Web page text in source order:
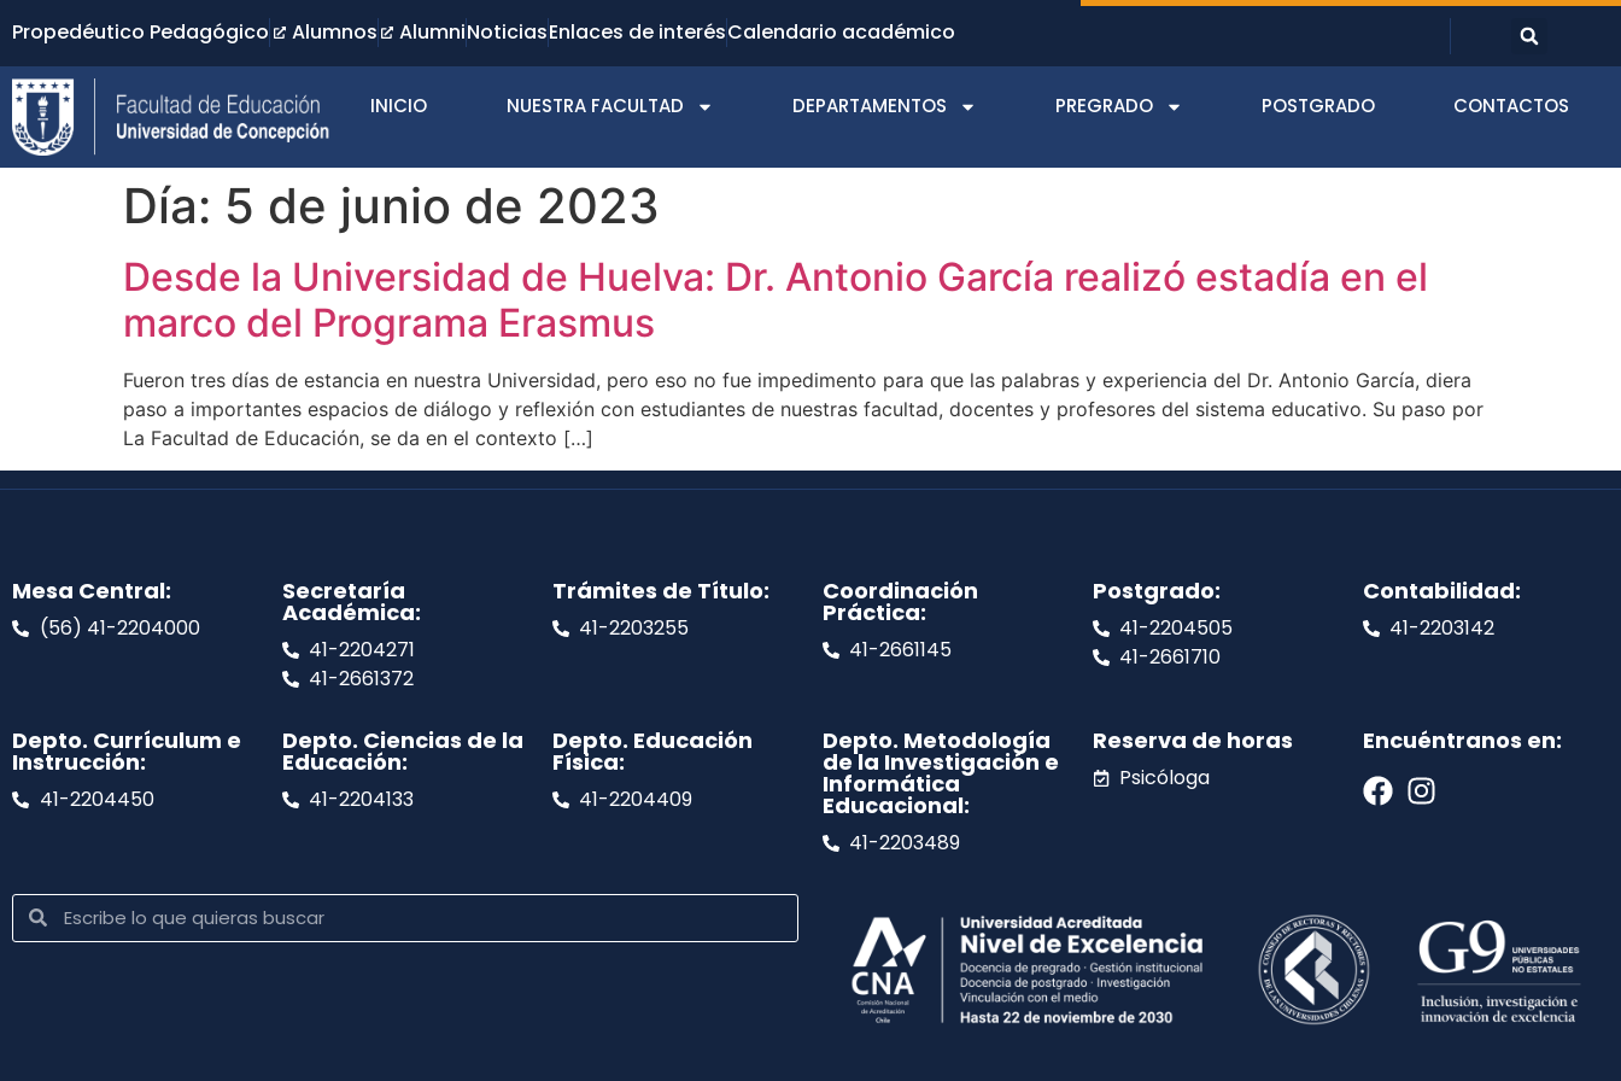
Propedéutico Pedagógico Alumnos AlumniNoticiasEnlaces de interésCalendario académico
INICIO NUESTRA FACULTAD DEPARTAMENTOS PREGRADO POSTGRADO CONTACTOS
Día: 5 de junio de 2023
Desde la Universidad de Huelva: Dr. Antonio García realizó estadía en el
marco del Programa Erasmus
Fueron tres días de estancia en nuestra Universidad, pero eso no fue impedimento para que las palabras y experiencia del Dr. Antonio García, diera
paso a importantes espacios de diálogo y reflexión con estudiantes de nuestras facultad, docentes y profesores del sistema educativo. Su paso por
La Facultad de Educación, se da en el contexto […]
Mesa Central:
(56) 41-2204000
Secretaría
Académica:
41-2204271
41-2661372
Trámites de Título:
41-2203255
Coordinación
Práctica:
41-2661145
Postgrado:
41-2204505
41-2661710
Contabilidad:
41-2203142
Depto. Currículum e
Instrucción:
41-2204450
Depto. Ciencias de la
Educación:
41-2204133
Depto. Educación
Física:
41-2204409
Depto. Metodología
de la Investigación e
Informática
Educacional:
41-2203489
Reserva de horas
Psicóloga
Encuéntranos en: